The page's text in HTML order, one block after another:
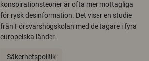
konspirationsteorier är ofta mer mottagliga
för rysk desinformation. Det visar en studie
från Försvarshögskolan med deltagare i fyra
europeiska länder.
Säkerhetspolitik